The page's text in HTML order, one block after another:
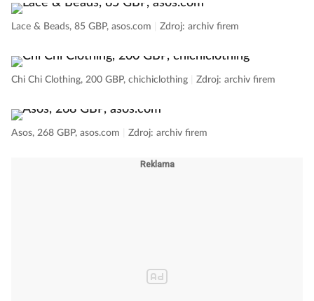
Lace & Beads, 85 GBP, asos.com Zdroj: archiv firem
Chi Chi Clothing, 200 GBP, chichiclothing Zdroj: archiv firem
Asos, 268 GBP, asos.com Zdroj: archiv firem